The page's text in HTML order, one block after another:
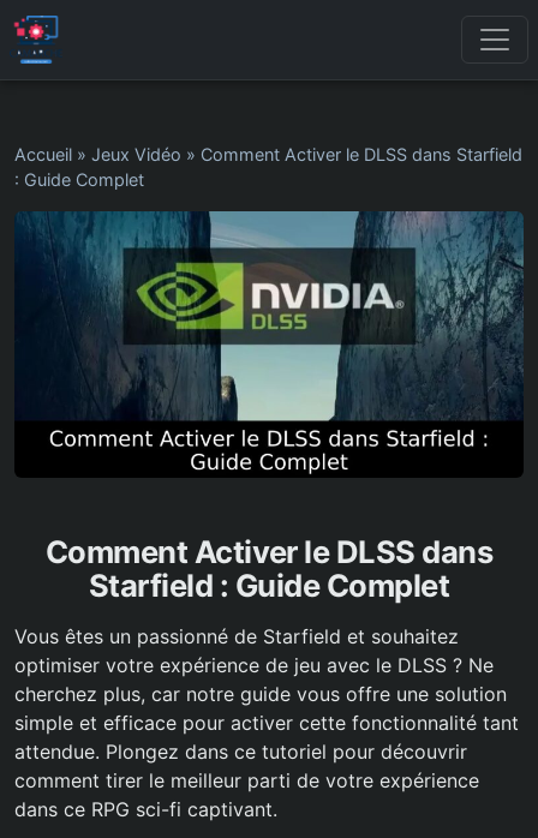
Accueil » Jeux Vidéo » Comment Activer le DLSS dans Starfield
: Guide Complet
Comment Activer le DLSS dans
Starfield : Guide Complet
Vous êtes un passionné de Starfield et souhaitez
optimiser votre expérience de jeu avec le DLSS ? Ne
cherchez plus, car notre guide vous offre une solution
simple et efficace pour activer cette fonctionnalité tant
attendue. Plongez dans ce tutoriel pour découvrir
comment tirer le meilleur parti de votre expérience
dans ce RPG sci-fi captivant.